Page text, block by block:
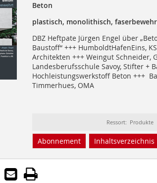
Beton
plastisch, monolithisch,
DBZ Heftpate Jürgen Engel über
Baustoff“ +++ HumboldtHafenEins,
Architekten +++ Weingut Schneider,
Landesberufsschule Savoy, Stifter +
Hochleistungswerkstoff Beton +++
Timmerhues, OMA
Ressort: Produkte
Abonnement Inhaltsverzeichnis